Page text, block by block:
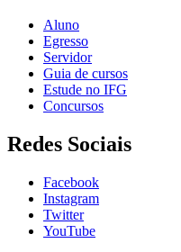
Aluno
Egresso
Servidor
Guia de cursos
Estude no IFG
Concursos
Redes Sociais
Facebook
Instagram
Twitter
YouTube